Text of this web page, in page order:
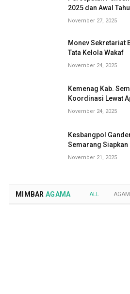
2025 dan Awal
November 27, 2025
Monev Sekretariat
Tata Kelola Wakaf
November 24, 2025
Kemenag Kab.
Koordinasi Lewat
November 24, 2025
Kesbangpol
Semarang
November 21, 2025
MIMBAR AGAMA ALL